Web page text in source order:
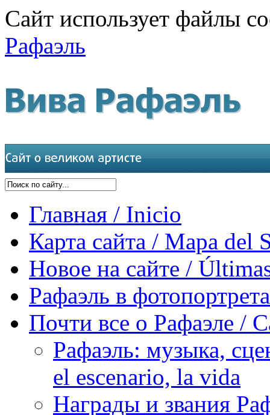
Сайт использует файлы
Рафаэль
Главная / Inicio
Карта сайта / Mapa del
Новое на сайте /
Рафаэль в
Почти все о Рафаэле /
Рафаэль: музыка,
el escenario, la vida
Награды и звания